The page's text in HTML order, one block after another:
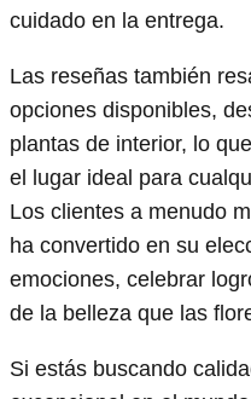
cuidado en la entrega.
Las reseñas también
opciones disponibles,
plantas de interior, lo
el lugar ideal para
Los clientes a menudo
ha convertido en su
emociones, celebrar
de la belleza que las
Si estás buscando